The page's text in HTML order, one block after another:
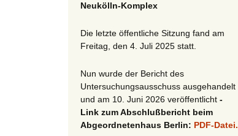
Neukölln-Komplex
Die letzte öffentliche Sitzung fand am
Freitag, den 4. Juli 2025 statt.
Nun wurde der Bericht des
Untersuchungsausschuss ausgehandelt
und am 10. Juni 2026 veröffentlicht -
Link zum Abschlußbericht beim
Abgeordnetenhaus Berlin: PDF-Datei.